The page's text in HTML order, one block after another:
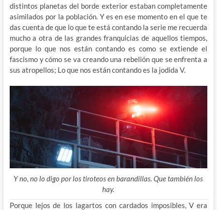
distintos planetas del borde exterior estaban completamente
asimilados por la población. Y es en ese momento en el que te
das cuenta de que lo que te está contando la serie me recuerda
mucho a otra de las grandes franquicias de aquellos tiempos,
porque lo que nos están contando es como se extiende el
fascismo y cómo se va creando una rebelión que se enfrenta a
sus atropellos; Lo que nos están contando es la jodida V.
Y no, no lo digo por los tiroteos en barandillas. Que también los
hay.
Porque lejos de los lagartos con cardados imposibles, V era